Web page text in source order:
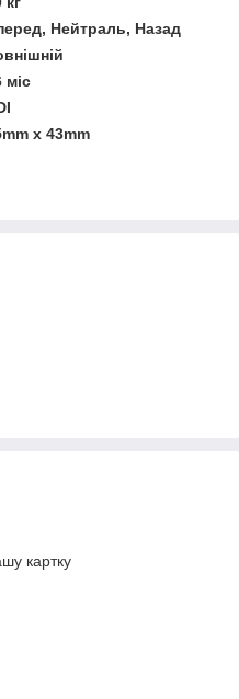
Нейтраль, Назад
міс
х 43mm
картку